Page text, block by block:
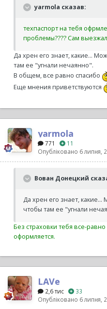
yarmola сказав:
техпаспорт на тебя
проблемы???? Сам
Да хрен его знает, какие...
там ее "угнали нечаянно".
В общем, все равно спасибо
Еще мнения приветствуются
yarmola
771
11
Опубліковано 6 липня,
Вован Донецкий
Да хрен его знает, какие...
чтобы там ее "угнали
Без страховки тебя все-
оформляется.
LAVe
2,6 тис
33
Опубліковано 6 липня,